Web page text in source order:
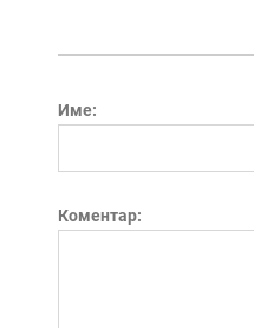
Име:
Коментар: